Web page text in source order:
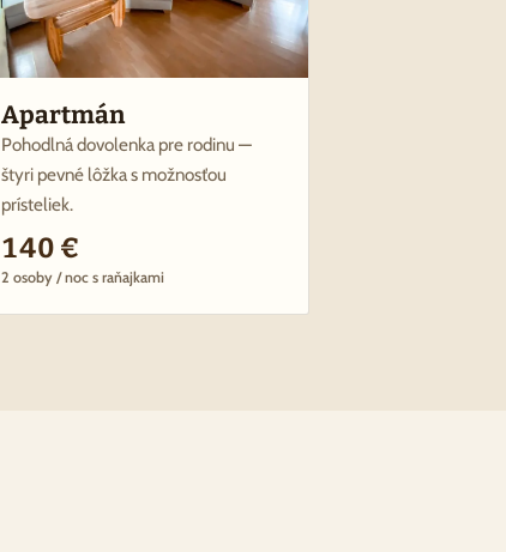
Apartmán
Pohodlná dovolenka pre rodinu —
štyri pevné lôžka s možnosťou
prísteliek.
140 €
2 osoby / noc s raňajkami